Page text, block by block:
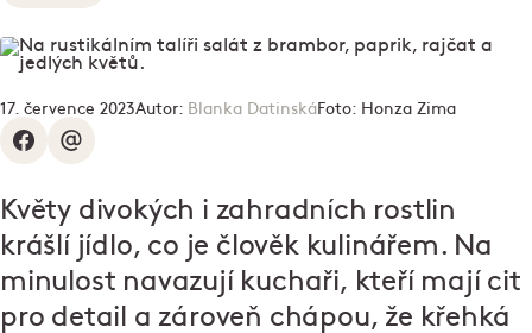
17. července 2023Autor: Blanka DatinskáFoto: Honza Zima
Květy divokých i zahradních rostlin
krášlí jídlo, co je člověk kulinářem. Na
minulost navazují kuchaři, kteří mají cit
pro detail a zároveň chápou, že křehká